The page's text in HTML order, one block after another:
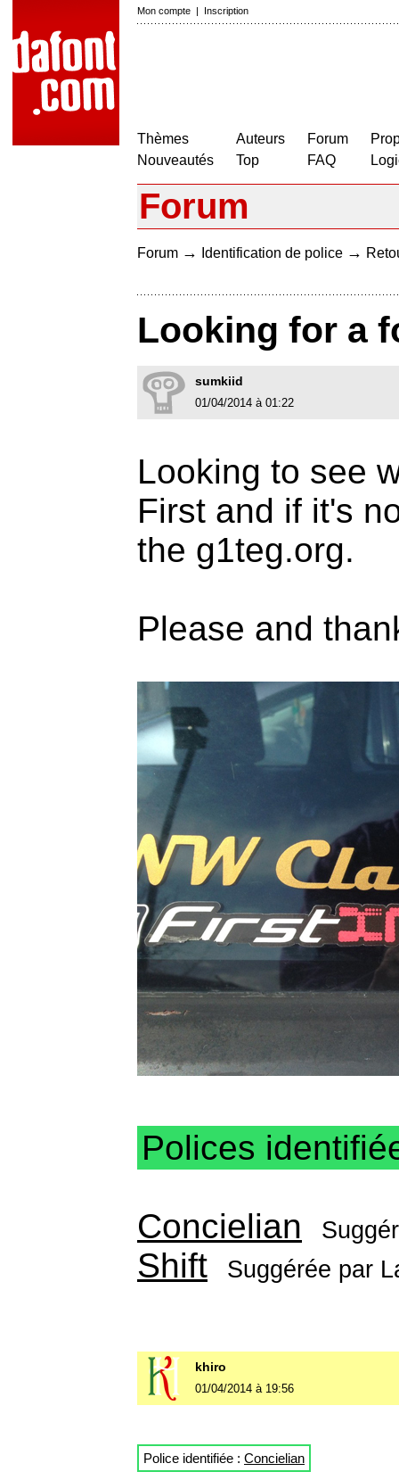
Mon compte | Inscription
Thèmes
Nouveautés
Auteurs
Top
Forum
FAQ
Forum
Forum → Identification de police →
Looking for a
sumkiid
01/04/2014 à 01:22
Looking to see
First and if it's
the g1teg.org.
Please and
Polices
Concielian
Shift Suggérée par
khiro
01/04/2014 à 19:56
Police identifiée : Concielian